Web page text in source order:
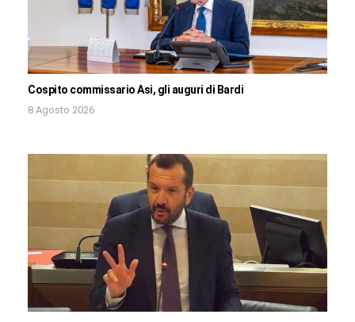
Cospito commissario Asi, gli auguri di Bardi
8 Agosto 2026